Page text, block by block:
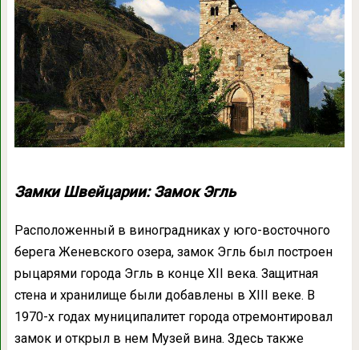
Замки Швейцарии: Замок Эгль
Расположенный в виноградниках у юго-восточного
берега Женевского озера, замок Эгль был построен
рыцарями города Эгль в конце XII века. Защитная
стена и хранилище были добавлены в XIII веке. В
1970-х годах муниципалитет города отремонтировал
замок и открыл в нем Музей вина. Здесь также